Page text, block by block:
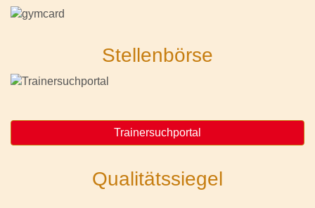
Stellenbörse
Trainersuchportal
Qualitätssiegel